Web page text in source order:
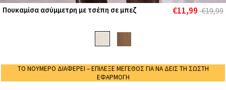
Πουκαμίσα ασύμμετρη με τσέπη σε μπεζ €11,99 €19,99
ΤΟ ΝΟΥΜΕΡΟ ΔΙΑΦΕΡΕΙ – ΕΠΙΛΕΞΕ ΜΕΓΕΘΟΣ ΓΙΑ ΝΑ ΔΕΙΣ ΤΗ ΣΩΣΤΗ
ΕΦΑΡΜΟΓΗ